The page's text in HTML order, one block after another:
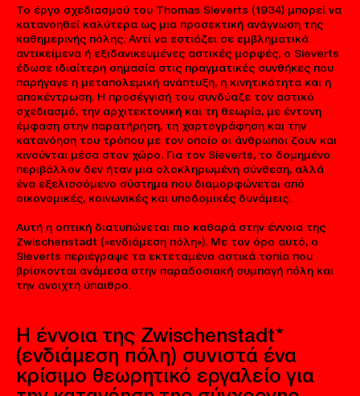
Το έργο σχεδιασμού του Thomas Sieverts (1934) μπορεί να
κατανοηθεί καλύτερα ως μια προσεκτική ανάγνωση της
καθημερινής πόλης. Αντί να εστιάζει σε εμβληματικά
αντικείμενα ή εξιδανικευμένες αστικές μορφές, ο Sieverts
έδωσε ιδιαίτερη σημασία στις πραγματικές συνθήκες που
παρήγαγε η μεταπολεμική ανάπτυξη, η κινητικότητα και η
αποκέντρωση. Η προσέγγισή του συνδύαζε τον αστικό
σχεδιασμό, την αρχιτεκτονική και τη θεωρία, με έντονη
έμφαση στην παρατήρηση, τη χαρτογράφηση και την
κατανόηση του τρόπου με τον οποίο οι άνθρωποι ζουν και
κινούνται μέσα στον χώρο. Για τον Sieverts, το δομημένο
περιβάλλον δεν ήταν μια ολοκληρωμένη σύνθεση, αλλά
ένα εξελισσόμενο σύστημα που διαμορφώνεται από
οικονομικές, κοινωνικές και υποδομικές δυνάμεις.
Αυτή η οπτική διατυπώνεται πιο καθαρά στην έννοια της
Zwischenstadt («ενδιάμεση πόλη»). Με τον όρο αυτό, ο
Sieverts περιέγραψε τα εκτεταμένα αστικά τοπία που
βρίσκονται ανάμεσα στην παραδοσιακή συμπαγή πόλη και
την ανοιχτή ύπαιθρο.
Η έννοια της Zwischenstadt*
(ενδιάμεση πόλη) συνιστά ένα
κρίσιμο θεωρητικό εργαλείο για